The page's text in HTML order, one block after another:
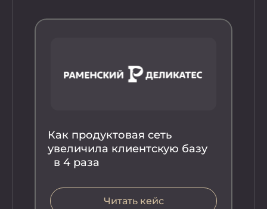
Как продуктовая сеть
увеличила клиентскую базу
в 4 раза
Читать кейс